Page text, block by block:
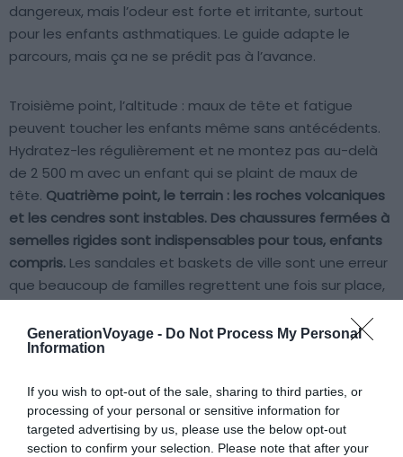
GenerationVoyage - Do Not Process My Personal
Information
If you wish to opt-out of the sale, sharing to third parties, or
processing of your personal or sensitive information for
targeted advertising by us, please use the below opt-out
section to confirm your selection. Please note that after your
dangereux, mais l’odeur est forte et irritante, surtout
pour les enfants asthmatiques. Le guide adapte le
parcours, mais ça ne se prédit pas à l’avance.
Troisième point, l’altitude : maux de tête et fatigue
peuvent toucher les enfants même sans antécédents.
Hydratez-les régulièrement et ne montez pas au-delà
de 2 500 m avec un enfant qui se plaint de maux de
tête. Quatrième point, le terrain : les roches volcaniques
et les cendres sont instables. Des chaussures fermées à
semelles rigides sont indispensables pour tous, enfants
compris. Les sandales et baskets de ville sont une erreur
que beaucoup de familles regrettent une fois sur place,
Avant de partir, consultez les bulletins de surveillance
géophysique et de volcanologie). C’est le meilleur
indicateur de l’état réel du volcan, bien plus fiable que la
météo côtière.